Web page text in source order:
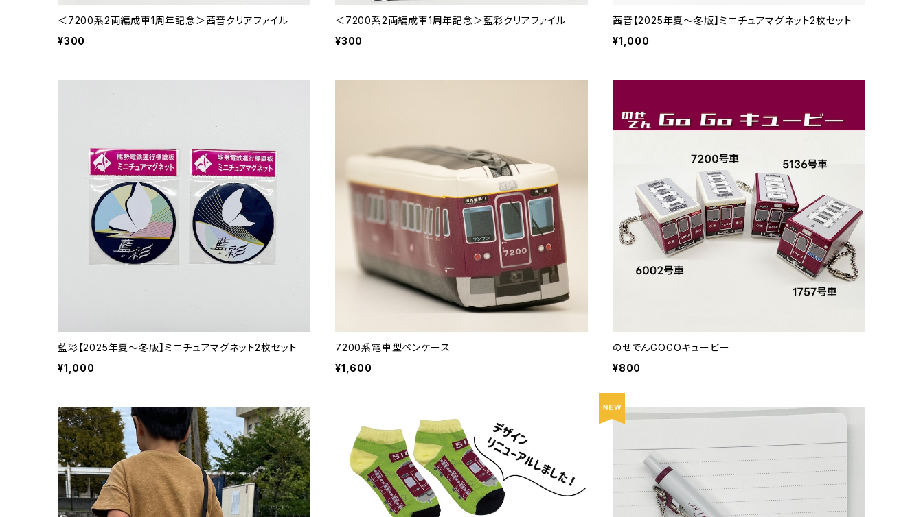
＜7200系2両編成車1周年記念＞茜音クリアファイル
¥300
＜7200系2両編成車1周年記念＞藍彩クリアファイル
¥300
茜音【2025年夏～冬版】ミニチュアマグネット2枚セット
¥1,000
藍彩【2025年夏～冬版】ミニチュアマグネット2枚セット
¥1,000
7200系電車型ペンケース
¥1,600
のせでんGOGOキュービー
¥800